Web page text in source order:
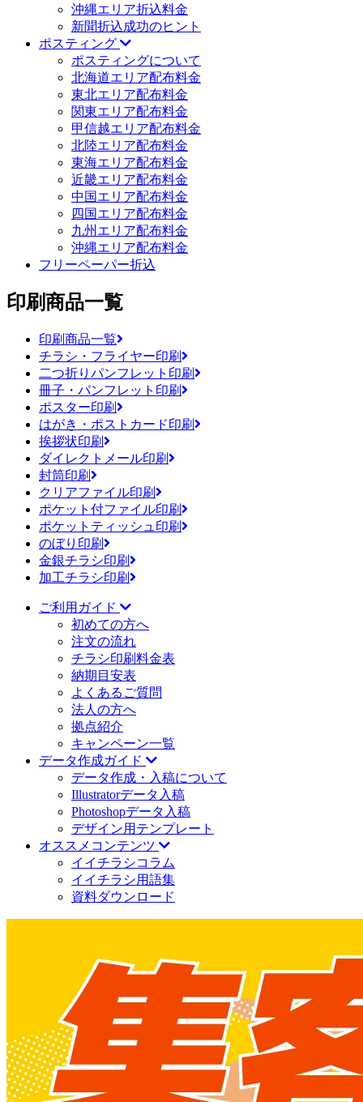
沖縄エリア折込料金
新聞折込成功のヒント
ポスティング
ポスティングについて
北海道エリア配布料金
東北エリア配布料金
関東エリア配布料金
甲信越エリア配布料金
北陸エリア配布料金
東海エリア配布料金
近畿エリア配布料金
中国エリア配布料金
四国エリア配布料金
九州エリア配布料金
沖縄エリア配布料金
フリーペーパー折込
印刷商品一覧
印刷商品一覧
チラシ・フライヤー印刷
二つ折りパンフレット印刷
冊子・パンフレット印刷
ポスター印刷
はがき・ポストカード印刷
挨拶状印刷
ダイレクトメール印刷
封筒印刷
クリアファイル印刷
ポケット付ファイル印刷
ポケットティッシュ印刷
のぼり印刷
金銀チラシ印刷
加工チラシ印刷
ご利用ガイド
初めての方へ
注文の流れ
チラシ印刷料金表
納期目安表
よくあるご質問
法人の方へ
拠点紹介
キャンペーン一覧
データ作成ガイド
データ作成・入稿について
Illustratorデータ入稿
Photoshopデータ入稿
デザイン用テンプレート
オススメコンテンツ
イイチラシコラム
イイチラシ用語集
資料ダウンロード